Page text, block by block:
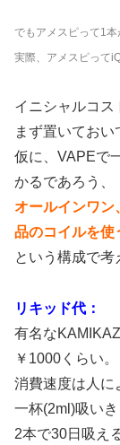
でもアメスピって1本
実際、アメスピって
イニシャルコス
まず置いておい
仮に、VAPEで
かるであろう、
オールインワン
品のコイルを使
という構成で考
リキッド代：
有名な
￥1000くらい。
消費速度は人に
一杯(2ml)吸い
2本で30日吸え